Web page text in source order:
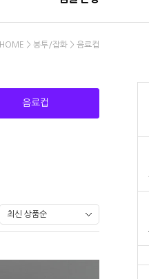
HOME > 봉투/잡화 > 음료컵
음료컵